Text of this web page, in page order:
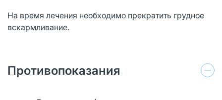
На время лечения необходимо прекратить грудное
вскармливание.
Противопоказания